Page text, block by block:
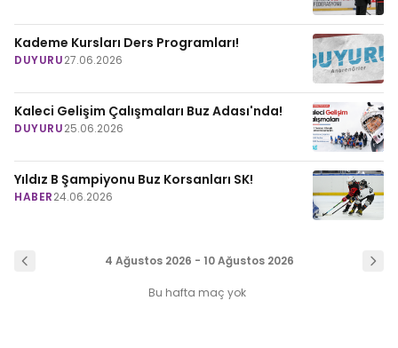
Kademe Kursları Ders Programları!
DUYURU27.06.2026
Kaleci Gelişim Çalışmaları Buz Adası'nda!
DUYURU25.06.2026
Yıldız B Şampiyonu Buz Korsanları SK!
HABER24.06.2026
4 Ağustos 2026 - 10 Ağustos 2026
Bu hafta maç yok